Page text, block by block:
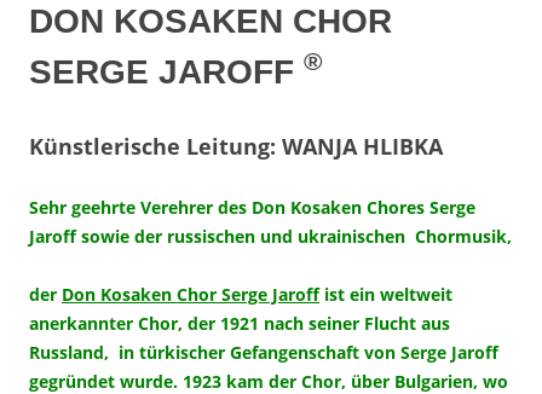
DON KOSAKEN CHOR
SERGE JAROFF ®
Künstlerische Leitung: WANJA HLIBKA
Sehr geehrte Verehrer des Don Kosaken Chores Serge
Jaroff sowie der russischen und ukrainischen Chormusik,
der Don Kosaken Chor Serge Jaroffist ein weltweit
anerkannter Chor, der 1921 nach seiner Flucht aus
Russland, in türkischer Gefangenschaft von Serge Jaroff
gegründet wurde. 1923 kam der Chor, über Bulgarien, wo